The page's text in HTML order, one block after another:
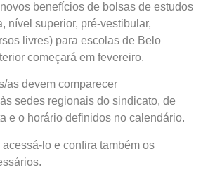
benefícios de bolsas de estudos
nível superior, pré-vestibular,
livres) para escolas de Belo
começará em fevereiro.
as devem comparecer
sedes regionais do sindicato, de
e o horário definidos no calendário.
acessá-lo e confira também os